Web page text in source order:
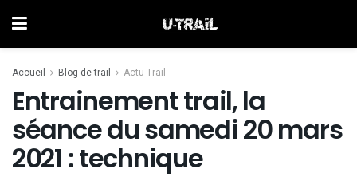
Accueil Blog de trail Actu Trail
Entrainement trail, la
séance du samedi 20 mars
2021 : technique